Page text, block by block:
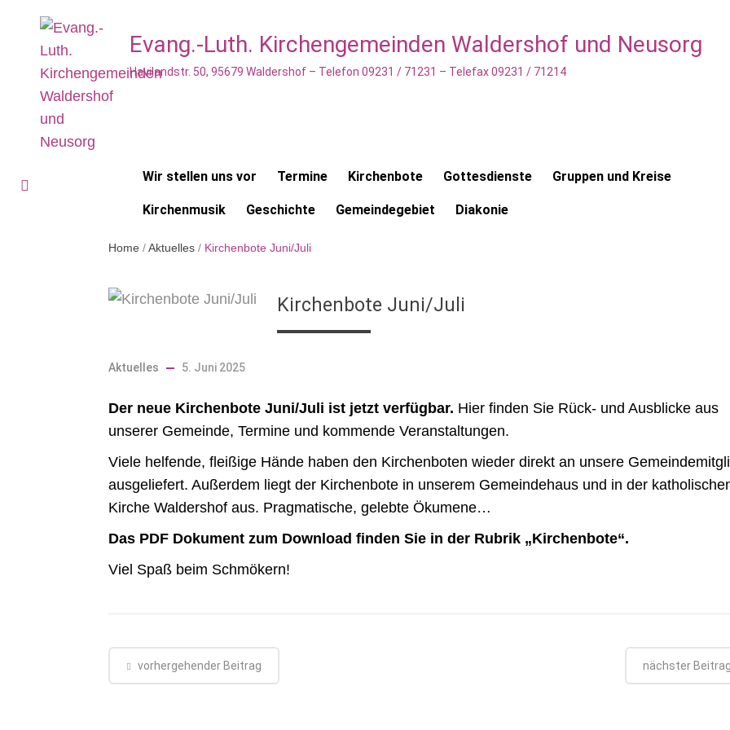
Evang.-Luth. Kirchengemeinden Waldershof und Neusorg
Havilandstr. 50, 95679 Waldershof – Telefon 09231 / 71231 – Telefax 09231 / 71214
Wir stellen uns vor Termine Kirchenbote Gottesdienste Gruppen und Kreise
Kirchenmusik Geschichte Gemeindegebiet Diakonie
Home / Aktuelles/ Kirchenbote Juni/Juli
Kirchenbote Juni/Juli
Aktuelles 5. Juni 2025
Der neue Kirchenbote Juni/Juli ist jetzt verfügbar. Hier finden Sie Rück- und Ausblicke aus
unserer Gemeinde, Termine und kommende Veranstaltungen.
Viele helfende, fleißige Hände haben den Kirchenboten wieder direkt an unsere
ausgeliefert. Außerdem liegt der Kirchenbote in unserem Gemeindehaus und in der
Kirche Waldershof aus. Pragmatische, gelebte Ökumene…
Das PDF Dokument zum Download finden Sie in der Rubrik „Kirchenbote“.
Viel Spaß beim Schmökern!
vorhergehender Beitrag nächster Beitrag